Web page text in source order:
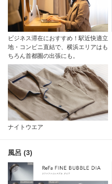
ビジネス滞在におすすめ！駅近快適立
地・コンビニ直結で、横浜エリアはも
ちろん首都圏の出張にも。
ナイトウエア
風呂 (3)